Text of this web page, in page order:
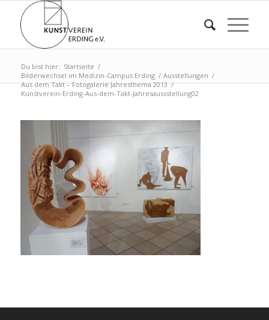
Du bist hier: Startseite /
Bilderwechsel im Medizin-Campus Erding / Ausstellungen /
Aus dem Takt – Fotogalerie Jahresthema 2013 /
Kunstverein-Erding-Aus-dem-Takt-Jahresaussstellung02